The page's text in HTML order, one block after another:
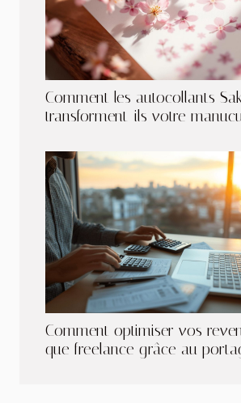
Comment les autocollants
transforment-ils votre
Comment optimiser vos
que freelance grâce au